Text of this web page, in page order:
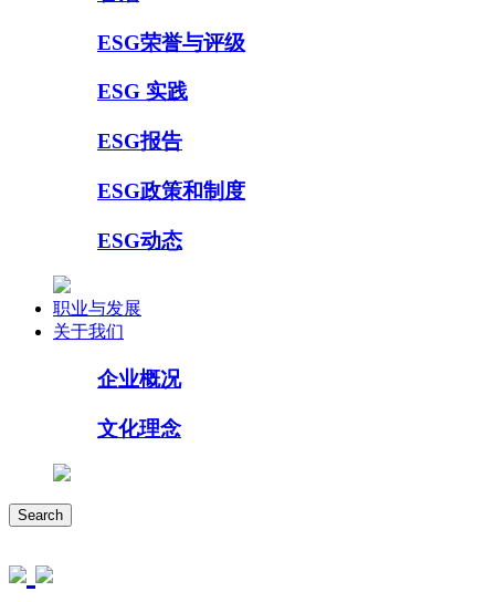
ESG荣誉与评级
ESG 实践
ESG报告
ESG政策和制度
ESG动态
职业与发展
关于我们
企业概况
文化理念
Search